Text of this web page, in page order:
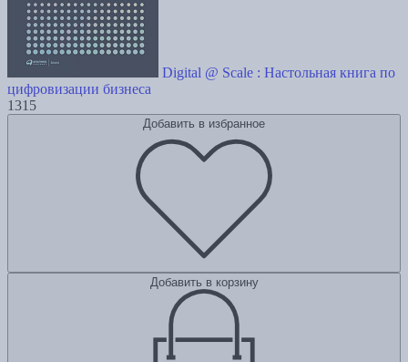
Digital @ Scale : Настольная книга по
цифровизации бизнеса
1315
Добавить в избранное
Добавить в корзину